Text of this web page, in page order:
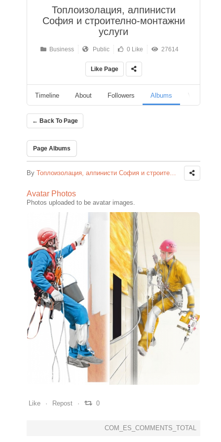
Топлоизолация, алпинисти
София и строително-монтажни
услуги
Business Public 0 Like 27614
Like Page
Timeline About Followers Albums Videos
← Back To Page
Page Albums
By Топлоизолация, алпинисти София и строително-монтажни услуги
Avatar Photos
Photos uploaded to be avatar images.
Like Repost 0
COM_ES_COMMENTS_TOTAL